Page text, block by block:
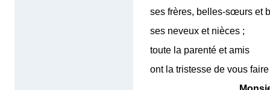
ses frères, belles-sœurs et
ses neveux et nièces ;
toute la parenté et amis
ont la tristesse de vous